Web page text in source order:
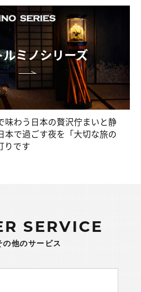
ルミノシリーズ
味わう日本の贅沢佇まいと静
本で過ごす夜を「大切な旅の
りです
SERVICE
の他のサービス